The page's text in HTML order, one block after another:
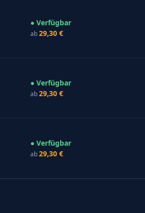
● Verfügbar
ab29,30 €
● Verfügbar
ab29,30 €
● Verfügbar
ab29,30 €